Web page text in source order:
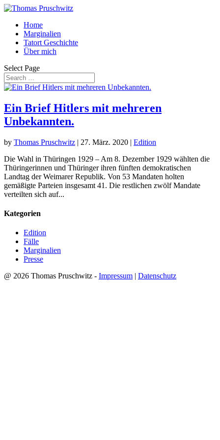
Home
Marginalien
Tatort Geschichte
Über mich
Select Page
Ein Brief Hitlers mit mehreren
Unbekannten.
by Thomas Pruschwitz | 27. März. 2020 | Edition
Die Wahl in Thüringen 1929 – Am 8. Dezember 1929 wählten die
Thüringerinnen und Thüringer ihren fünften demokratischen
Landtag der Weimarer Republik. Von 53 Mandaten holten
gemäßigte Parteien insgesamt 41. Die restlichen zwölf Mandate
verteilten sich auf...
Kategorien
Edition
Fälle
Marginalien
Presse
@ 2026 Thomas Pruschwitz - Impressum | Datenschutz